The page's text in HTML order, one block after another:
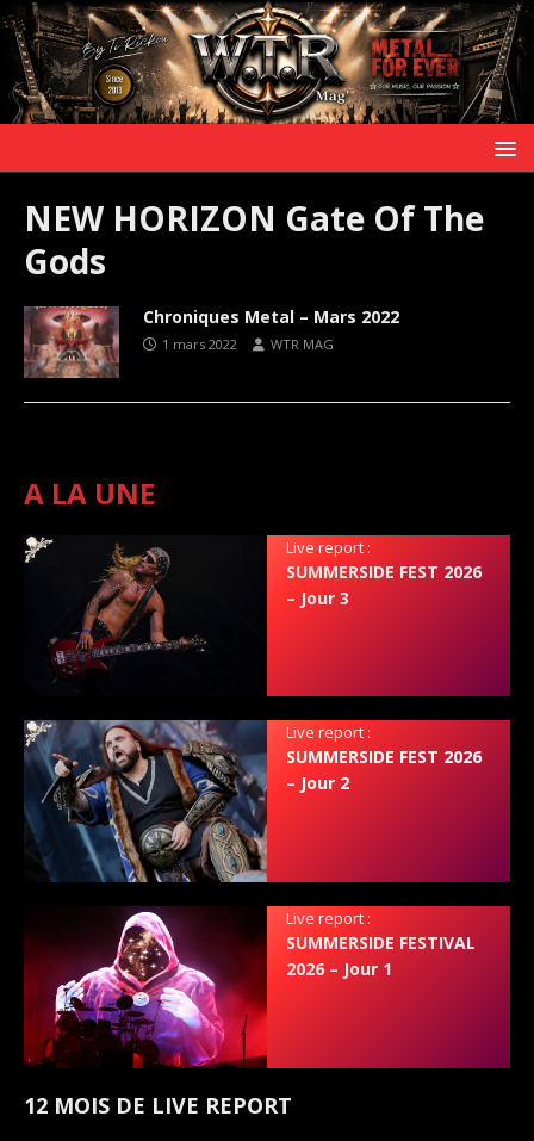
NEW HORIZON Gate Of The
Gods
Chroniques Metal – Mars 2022
1 mars 2022 WTR MAG
A LA UNE
Live report :
SUMMERSIDE FEST 2026
– Jour 3
Live report :
SUMMERSIDE FEST 2026
– Jour 2
Live report :
SUMMERSIDE FESTIVAL
2026 – Jour 1
12 MOIS DE LIVE REPORT